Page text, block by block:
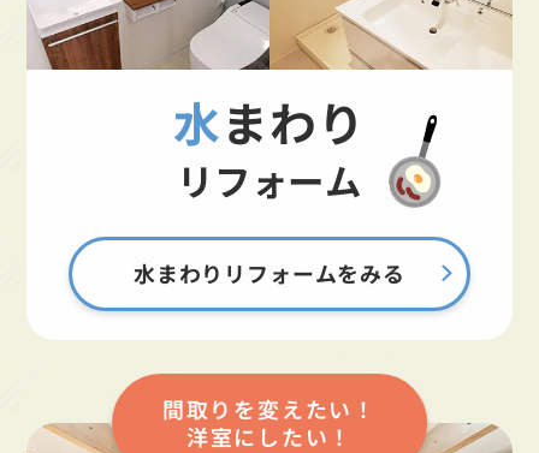
水まわり
リフォーム
水まわりリフォームをみる
間取りを変えたい！
洋室にしたい！